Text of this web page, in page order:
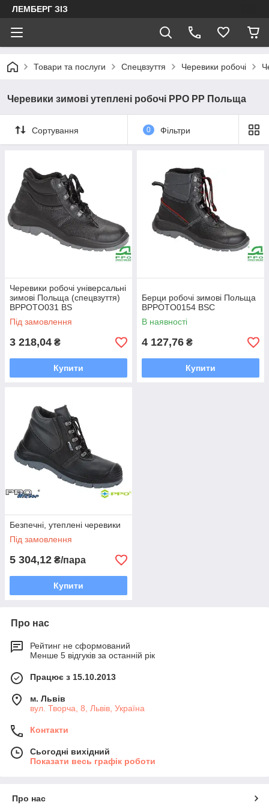
ЛЕМБЕРГ ЗІЗ
Товари та послуги Спецвзуття Черевики робочі
Черевики зимові утеплені робочі PPO PP Польща
Сортування 0 Фільтри
Черевики робочі універсальні
зимові Польща (спецвзуття)
BPPOTO031 BS
Під замовлення
3 218,04 ₴
Купити
Берци робочі зимові Польща
BPPOTO0154 BSC
В наявності
4 127,76 ₴
Купити
Безпечні, утеплені черевики
Під замовлення
5 304,12 ₴/пара
Купити
Про нас
Рейтинг не сформований
Менше 5 відгуків за останній рік
Працює з 15.10.2013
м. Львів
вул. Творча, 8, Львів, Україна
Контакти
Сьогодні вихідний
Показати весь графік роботи
Про нас